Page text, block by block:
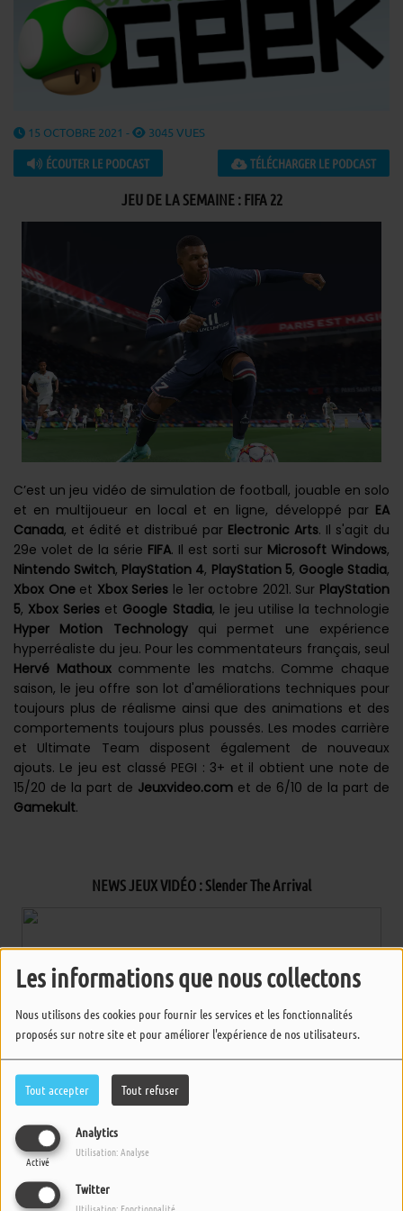
Les informations que nous collectons
Nous utilisons des cookies pour fournir les services et les fonctionnalités
proposés sur notre site et pour améliorer l'expérience de nos utilisateurs.
Tout accepter Tout refuser
Analytics
Activé
Utilisation: Analyse
Twitter
15 OCTOBRE 2021 - 3045 VUES
ÉCOUTER LE PODCAST TÉLÉCHARGER LE PODCAST
JEU DE LA SEMAINE : FIFA 22
C’est un jeu vidéo de simulation de football, jouable en solo
et en multijoueur en local et en ligne, développé par EA
Canada, et édité et distribué par Electronic Arts. Il s'agit du
29e volet de la série FIFA. Il est sorti sur Microsoft Windows,
Nintendo Switch, PlayStation 4, PlayStation 5, Google Stadia,
Xbox Oneet Xbox Series le 1er octobre 2021. Sur PlayStation
5, Xbox Series et Google Stadia, le jeu utilise la technologie
Hyper Motion Technologyqui permet une expérience
hyperréaliste du jeu. Pour les commentateurs français, seul
Hervé Mathouxcommente les matchs. Comme chaque
saison, le jeu offre son lot d'améliorations techniques pour
toujours plus de réalisme ainsi que des animations et des
comportements toujours plus poussés. Les modes carrière
et Ultimate Team disposent également de nouveaux
ajouts. Le jeu est classé PEGI : 3+ et il obtient une note de
15/20 de la part de Jeuxvideo.com et de 6/10 de la part de
Gamekult.
NEWS JEUX VIDÉO : Slender The Arrival
Même des années après,
dernier mot. Il est aujourd’hui question de
Arrival
proposer sur de nouvelles plateformes huit ans après son